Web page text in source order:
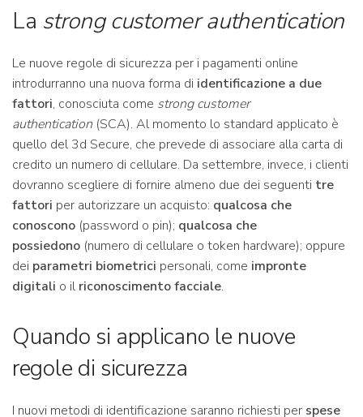
La strong customer authentication
Le nuove regole di sicurezza per i pagamenti online
introdurranno una nuova forma di identificazione a due
fattori, conosciuta come strong customer
authentication (SCA). Al momento lo standard applicato è
quello del 3d Secure, che prevede di associare alla carta di
credito un numero di cellulare. Da settembre, invece, i clienti
dovranno scegliere di fornire almeno due dei seguenti tre
fattori per autorizzare un acquisto: qualcosa che
conoscono (password o pin); qualcosa che
possiedono (numero di cellulare o token hardware); oppure
dei parametri biometrici personali, come impronte
digitali o ilriconoscimento facciale.
Quando si applicano le nuove
regole di sicurezza
I nuovi metodi di identificazione saranno richiesti per spese